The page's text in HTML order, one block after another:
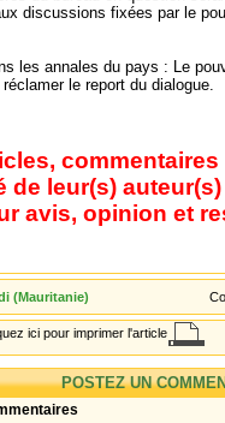
discussions fixées par le
les annales du pays : Le
réclamer le report du dialogue.
de leur(s)
avis, opinion et
(Mauritanie)
ici pour imprimer l'article
POSTEZ UN